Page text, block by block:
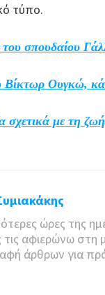
τύπο.
σπουδαίου
Βίκτωρ Ουγκώ,
σχετικά με τη
ώρες της
τις αφιερώνω στη
άρθρων για